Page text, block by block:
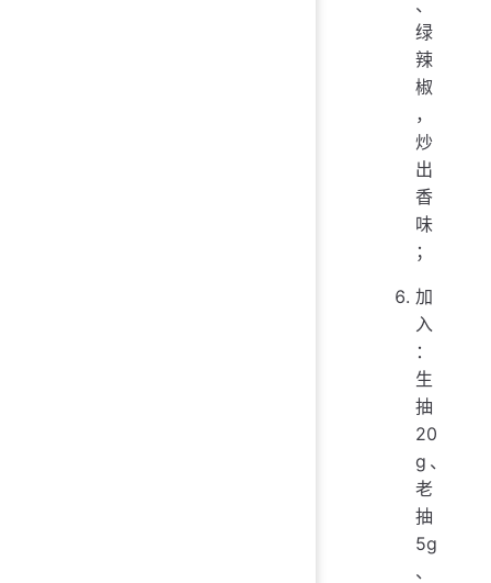
绿
辣
椒
，
炒
出
香
味
；
加
入
：
生
抽
20
g、
老
抽
5g
、